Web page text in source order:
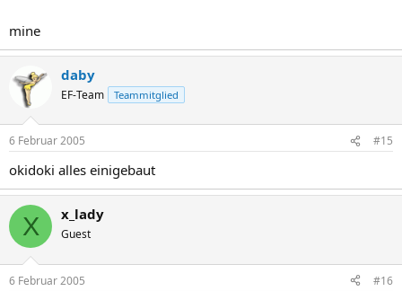
mine
daby
EF-Team Teammitglied
6 Februar 2005 #15
okidoki alles einigebaut
X x_lady
Guest
6 Februar 2005 #16